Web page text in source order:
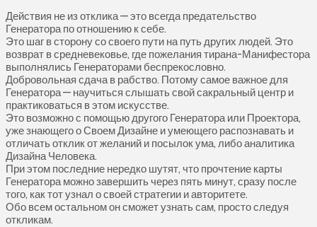
Действия не из отклика — это всегда предательство
Генератора по отношению к себе.
Это шаг в сторону со своего пути на путь других людей. Это
возврат в средневековье, где пожелания тирана-Манифестора
выполнялись Генераторами беспрекословно.
Добровольная сдача в рабство. Потому самое важное для
Генератора — научиться слышать свой сакральный центр и
практиковаться в этом искусстве.
Это возможно с помощью другого Генератора или Проектора,
уже знающего о Своем Дизайне и умеющего распознавать и
отличать отклик от желаний и посылок ума, либо аналитика
Дизайна Человека.
При этом последние нередко шутят, что прочтение карты
Генератора можно завершить через пять минут, сразу после
того, как тот узнал о своей стратегии и авторитете.
Обо всем остальном он сможет узнать сам, просто следуя
откликам.